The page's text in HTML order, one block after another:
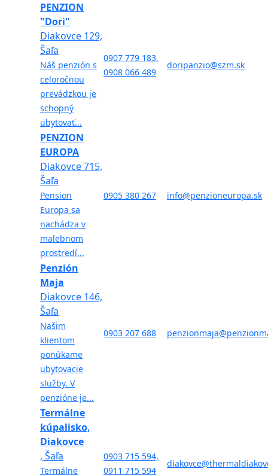
PENZION
"Dori"
Diakovce 129,
Šaľa
Náš penzión s
celoročnou
prevádzkou je
schopný
ubytovať...
0907 779 183,
0908 066 489
doripanzio@szm.sk
PENZION
EUROPA
Diakovce 715,
Šaľa
Pension
Europa sa
nachádza v
malebnom
prostredí...
0905 380 267 info@penzioneuropa.sk
Penzión
Maja
Diakovce 146,
Šaľa
Našim
klientom
ponúkame
ubytovacie
služby. V
penzióne je...
0903 207 688
Termálne
kúpalisko,
Diakovce
, Šaľa
Termálne
0903 715 594,
0911 715 594